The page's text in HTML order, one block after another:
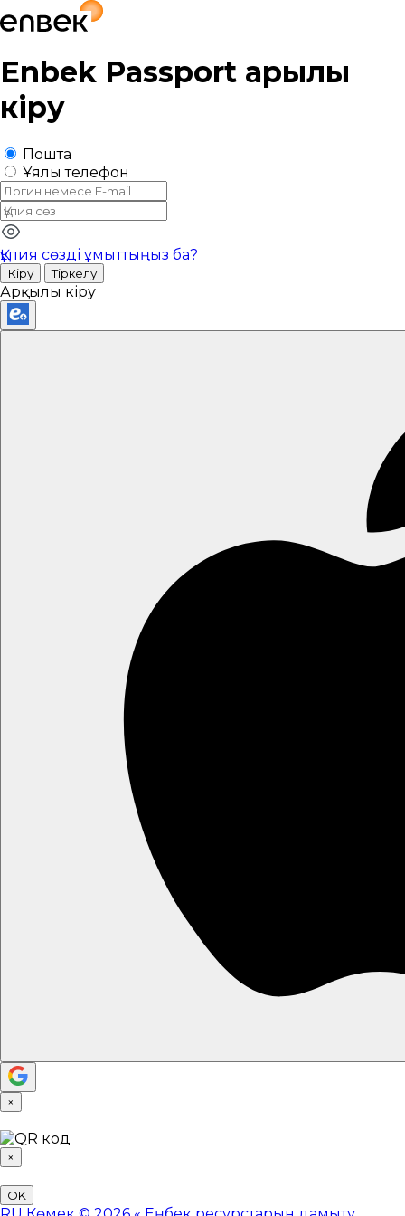
Enbek Passport арқылы
кіру
Пошта
Ұялы телефон
Құпия сөзді ұмыттыңыз ба?
Кіру Тіркелу
Арқылы кіру
×
×
OK